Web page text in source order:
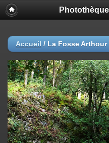
Accueil / La Fosse Arthour